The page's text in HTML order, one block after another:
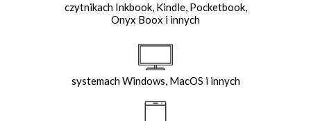
czytnikach Inkbook, Kindle, Pocketbook,
Onyx Boox i innych
systemach Windows, MacOS i innych